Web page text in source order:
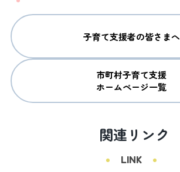
子育て支援者の皆さまへ
市町村子育て支援
ホームページ一覧
関連リンク
LINK